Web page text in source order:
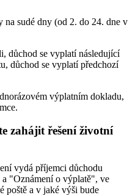
na sudé dny (od 2. do 24. dne v
důchod se vyplatí následující
důchod se vyplatí předchozí
výplatním dokladu,
zahájit řešení životní
vydá příjemci důchodu
"Oznámení o výplatě", ve
poště a v jaké výši bude